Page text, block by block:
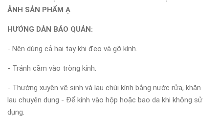
ẢNH SẢN PHẨM Ạ
HƯỚNG DẪN BẢO QUẢN:
- Nên dùng cả hai tay khi đeo và gỡ kính.
- Tránh cầm vào tròng kính.
- Thường xuyên vệ sinh và lau chùi kính bằng nước rửa, khăn
lau chuyên dụng - Để kính vào hộp hoặc bao da khi không sử
dụng.